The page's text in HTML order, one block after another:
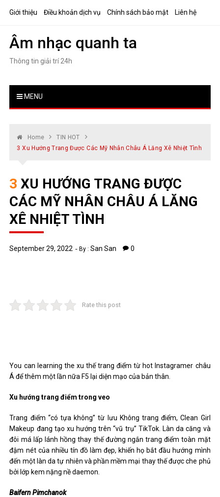
Giới thiệu Điều khoản dịch vụ Chính sách bảo mật Liên hệ
Âm nhạc quanh ta
Thông tin giải trí 24h
MENU
Home
TIN HOT
3 Xu Hướng Trang Được Các Mỹ Nhân Châu Á Lăng Xê Nhiệt Tình
3 XU HƯỚNG TRANG ĐƯỢC
CÁC MỸ NHÂN CHÂU Á LĂNG
XÊ NHIỆT TÌNH
September 29, 2022 By :San San 0
Rate this post
You can learning the xu thế trang điểm từ hot Instagramer châu
Á để thêm một lần nữa F5 lại diện mạo của bản thân.
Xu hướng trang điểm trong veo
Trang điểm “có tựa không” từ lưu Không trang điểm, Clean Girl
Makeup đang tạo xu hướng trên “vũ trụ” TikTok. Làn da căng và
đôi má lấp lánh hồng thay thế đường ngắn trang điểm toàn mặt
đậm nét của nhiều tín đồ làm đẹp, khiến họ bắt đầu hướng mình
đến một làn da tự nhiên và phần mềm mại thay thế được che phủ
bởi lớp kem nặng nề daemon.
Baifern Pimchanok